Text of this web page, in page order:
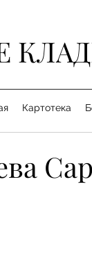
Картотека